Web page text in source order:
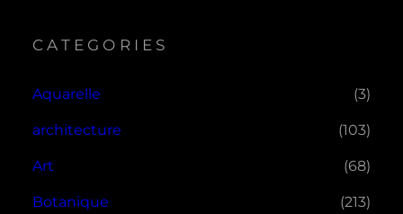
CATEGORIES
Aquarelle (3)
architecture (103)
Art (68)
Botanique (213)